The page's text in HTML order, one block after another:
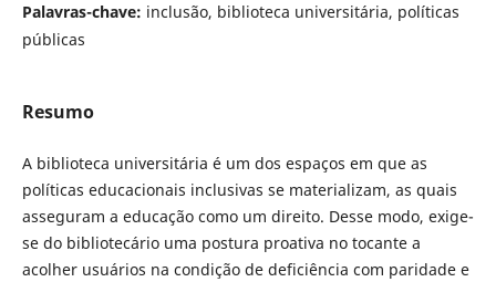
Palavras-chave: inclusão, biblioteca universitária, políticas
públicas
Resumo
A biblioteca universitária é um dos espaços em que as
políticas educacionais inclusivas se materializam, as quais
asseguram a educação como um direito. Desse modo, exige-
se do bibliotecário uma postura proativa no tocante a
acolher usuários na condição de deficiência com paridade e